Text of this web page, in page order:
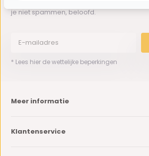
je niet spammen, beloofd.
* Lees hier de wettelijke beperkingen
Meer informatie
Klantenservice